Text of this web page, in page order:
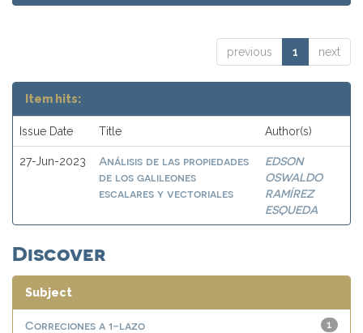
previous 1 next
Item hits:
Issue Date Title Author(s)
27-Jun-2023
Análisis de las propiedades
de los galileones
escalares y vectoriales
EDSON
OSWALDO
RAMÍREZ
ESQUEDA
Discover
Subject
1
Correciones a 1-lazo